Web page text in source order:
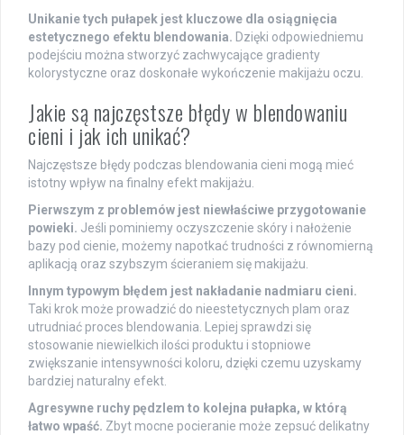
Unikanie tych pułapek jest kluczowe dla osiągnięcia
estetycznego efektu blendowania. Dzięki odpowiedniemu
podejściu można stworzyć zachwycające gradienty
kolorystyczne oraz doskonałe wykończenie makijażu oczu.
Jakie są najczęstsze błędy w blendowaniu
cieni i jak ich unikać?
Najczęstsze błędy podczas blendowania cieni mogą mieć
istotny wpływ na finalny efekt makijażu.
Pierwszym z problemów jest niewłaściwe przygotowanie
powieki. Jeśli pominiemy oczyszczenie skóry i nałożenie
bazy pod cienie, możemy napotkać trudności z równomierną
aplikacją oraz szybszym ścieraniem się makijażu.
Innym typowym błędem jest nakładanie nadmiaru cieni.
Taki krok może prowadzić do nieestetycznych plam oraz
utrudniać proces blendowania. Lepiej sprawdzi się
stosowanie niewielkich ilości produktu i stopniowe
zwiększanie intensywności koloru, dzięki czemu uzyskamy
bardziej naturalny efekt.
Agresywne ruchy pędzlem to kolejna pułapka, w którą
łatwo wpaść. Zbyt mocne pocieranie może zepsuć delikatny